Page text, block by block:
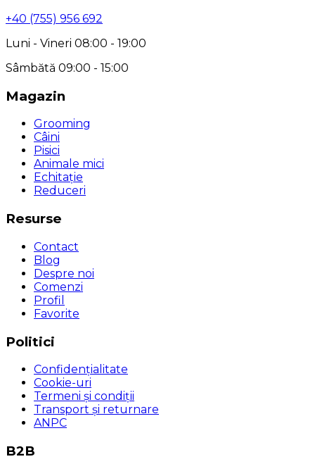
+40 (755) 956 692
Luni - Vineri 08:00 - 19:00
Sâmbătă 09:00 - 15:00
Magazin
Grooming
Câini
Pisici
Animale mici
Echitație
Reduceri
Resurse
Contact
Blog
Despre noi
Comenzi
Profil
Favorite
Politici
Confidențialitate
Cookie-uri
Termeni și condiții
Transport și returnare
ANPC
B2B